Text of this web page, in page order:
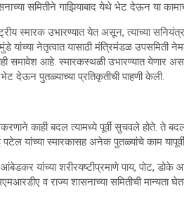
समितीने गाझियाबाद येथे भेट देऊन या
स्मारक उभारण्यात येत असून, त्याच्या
नेतृत्वात यासाठी मंत्रिमंडळ उपसमिती
समावेश आहे. स्मारकस्थळी उभारण्यात येणार
देऊन पुतळ्याच्या प्रतिकृतीची पाहणी केली.
काही बदल त्यामध्ये पूर्वी सुचवले होते. ते
यांच्या स्मारकासह अनेक पुतळ्यांचे काम
यांच्या शरीरयष्टीप्रमाणे पाय, पोट, डोके
व राज्य शासनाच्या समितीची मान्यता